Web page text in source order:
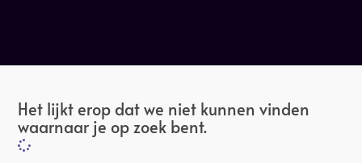
Het lijkt erop dat we niet kunnen vinden
waarnaar je op zoek bent.